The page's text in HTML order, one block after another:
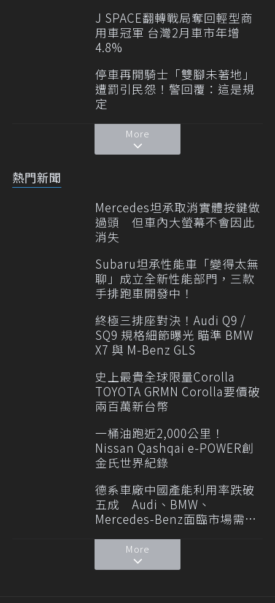
J SPACE翻轉戰局奪回輕型商
用車冠軍 台灣2月車市年增
4.8%
停車再開騎士「雙腳未著地」
遭罰引民怨！警回覆：這是規
定
More
熱門新聞
Mercedes坦承取消實體按鍵做
過頭 但車內大螢幕不會因此
消失
Subaru坦承性能車「變得太無
聊」成立全新性能部門，三款
手排跑車開發中！
終極三排座對決！Audi Q9 /
SQ9 規格細節曝光 瞄準 BMW
X7 與 M-Benz GLS
史上最貴全球限量Corolla
TOYOTA GRMN Corolla要價破
兩百萬新台幣
一桶油跑近2,000公里！
Nissan Qashqai e-POWER創
金氏世界紀錄
德系車廠中國產能利用率跌破
五成 Audi、BMW、
Mercedes-Benz面臨市場需求
More